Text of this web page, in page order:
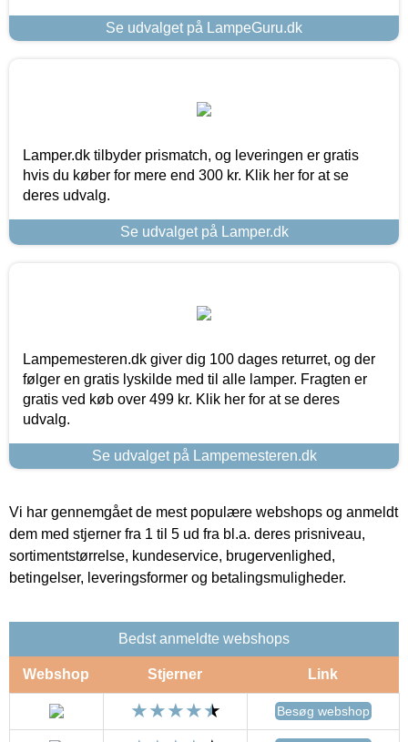
Se udvalget på LampeGuru.dk
Lamper.dk tilbyder prismatch, og leveringen er gratis
hvis du køber for mere end 300 kr. Klik her for at se
deres udvalg.
Se udvalget på Lamper.dk
Lampemesteren.dk giver dig 100 dages returret, og der
følger en gratis lyskilde med til alle lamper. Fragten er
gratis ved køb over 499 kr. Klik her for at se deres
udvalg.
Se udvalget på Lampemesteren.dk
Vi har gennemgået de mest populære webshops og anmeldt
dem med stjerner fra 1 til 5 ud fra bl.a. deres prisniveau,
sortimentstørrelse, kundeservice, brugervenlighed,
betingelser, leveringsformer og betalingsmuligheder.
Bedst anmeldte webshops
Webshop Stjerner Link
Besøg webshop